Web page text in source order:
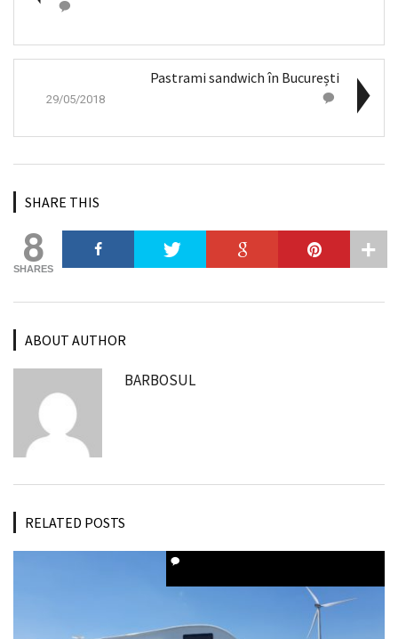
Pastrami sandwich în București
29/05/2018
SHARE THIS
8
SHARES
ABOUT AUTHOR
BARBOSUL
RELATED POSTS